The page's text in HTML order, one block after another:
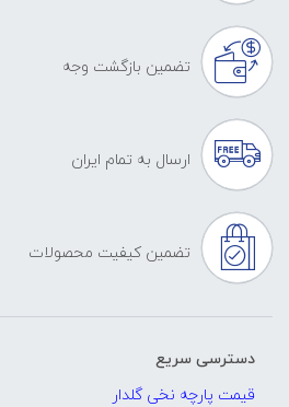
تضمین بازگشت وجه
ارسال به تمام ایران
تضمین کیفیت محصولات
دسترسی سریع
قیمت پارچه نخی گلدار